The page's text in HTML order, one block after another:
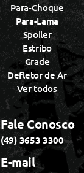
Para-Choque
Para-Lama
Spoiler
Estribo
Grade
Defletor de Ar
Ver todos
Fale Conosco
(49) 3653 3300
E-mail